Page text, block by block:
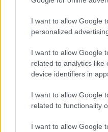
I want to allow Google
personalized
I want to allow Google
related to analytics like
device identifiers in
I want to allow Google
related to functionality
I want to allow Google
Los coches más
Con el objetivo de
AUTOMOVIL